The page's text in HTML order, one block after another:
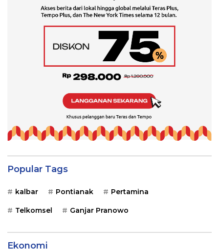
Popular Tags
kalbar Pontianak Pertamina
Telkomsel Ganjar Pranowo
Ekonomi